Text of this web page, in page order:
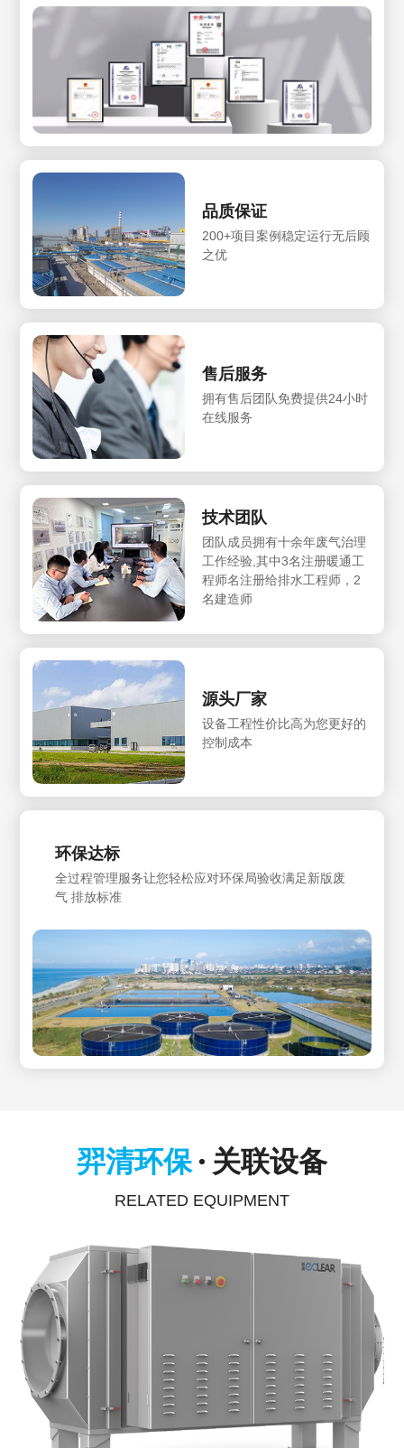
品质保证
200+项目案例稳定运行无后顾
之优
售后服务
拥有售后团队免费提供24小时
在线服务
技术团队
团队成员拥有十余年废气治理
工作经验,其中3名注册暖通工
程师名注册给排水工程师，2
名建造师
源头厂家
设备工程性价比高为您更好的
控制成本
环保达标
全过程管理服务让您轻松应对环保局验收满足新版废
气 排放标准
羿清环保 关联设备
RELATED EQUIPMENT